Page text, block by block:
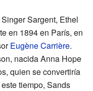
Sargent, Ethel
en 1894 en París, en
Eugène Carrière.
nacida Anna Hope
quien se convertiría
tiempo, Sands